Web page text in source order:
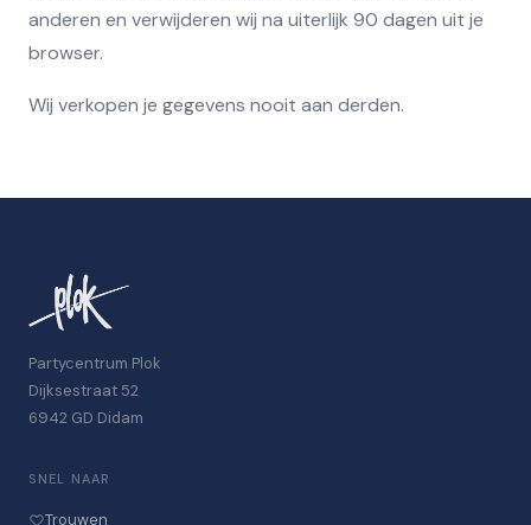
anderen en verwijderen wij na uiterlijk 90 dagen uit je
browser.
Wij verkopen je gegevens nooit aan derden.
Partycentrum Plok
Dijksestraat 52
6942 GD Didam
SNEL NAAR
Trouwen